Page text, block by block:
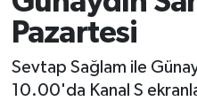
Pazartesi
Sevtap Sağlam ile
10.00'da Kanal S
Dünya
Eğitim
Süper Lig Puan
Tüm Manşetler